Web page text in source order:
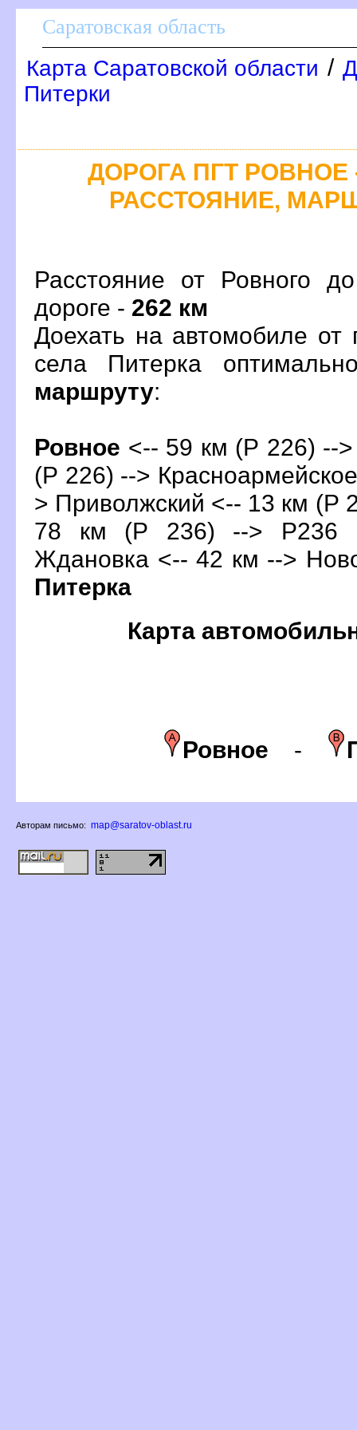
Саратовская область
Карта Саратовской области /
Питерки
ДОРОГА ПГТ РОВНОЕ
РАССТОЯНИЕ,
Расстояние от Ровного
дороге - 262 км
Доехать на автомобиле от
села Питерка
маршруту:
Ровное <-- 59 км (Р 226) --
(Р 226) -->
> Приволжский <-- 13 км (Р
78 км (Р 236) --> Р236
Ждановка <-- 42 км -->
Питерка
Карта
Ровное -
Авторам письмо: map@saratov-oblast.ru